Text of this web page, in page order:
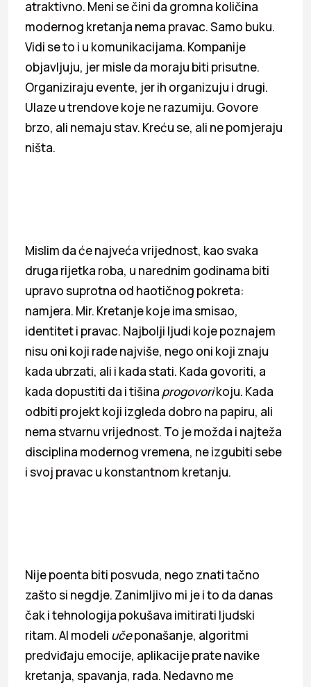
atraktivno. Meni se čini da gromna količina
modernog kretanja nema pravac. Samo buku.
Vidi se to i u komunikacijama. Kompanije
objavljuju, jer misle da moraju biti prisutne.
Organiziraju evente, jer ih organizuju i drugi.
Ulaze u trendove koje ne razumiju. Govore
brzo, ali nemaju stav. Kreću se, ali ne pomjeraju
ništa.
Mislim da će najveća vrijednost, kao svaka
druga rijetka roba, u narednim godinama biti
upravo suprotna od haotičnog pokreta:
namjera. Mir. Kretanje koje ima smisao,
identitet i pravac. Najbolji ljudi koje poznajem
nisu oni koji rade najviše, nego oni koji znaju
kada ubrzati, ali i kada stati. Kada govoriti, a
kada dopustiti da i tišina progovorikoju. Kada
odbiti projekt koji izgleda dobro na papiru, ali
nema stvarnu vrijednost. To je možda i najteža
disciplina modernog vremena, ne izgubiti sebe
i svoj pravac u konstantnom kretanju.
Nije poenta biti posvuda, nego znati tačno
zašto si negdje. Zanimljivo mi je i to da danas
čak i tehnologija pokušava imitirati ljudski
ritam. AI modeli učeponašanje, algoritmi
predviđaju emocije, aplikacije prate navike
kretanja, spavanja, rada. Nedavno me